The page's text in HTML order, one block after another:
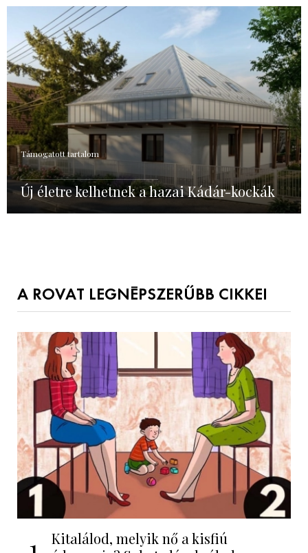
Támogatott tartalom
Új életre kelhetnek a hazai Kádár-kockák
A ROVAT LEGNÉPSZERŰBB CIKKEI
Kitalálod, melyik nő a kisfiú